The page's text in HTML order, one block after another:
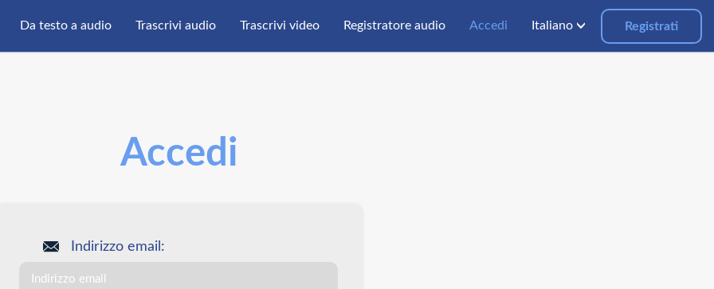
Da testo a audio Trascrivi audio Trascrivi video Registratore audio Accedi Italiano Registrati
Accedi
Indirizzo email: